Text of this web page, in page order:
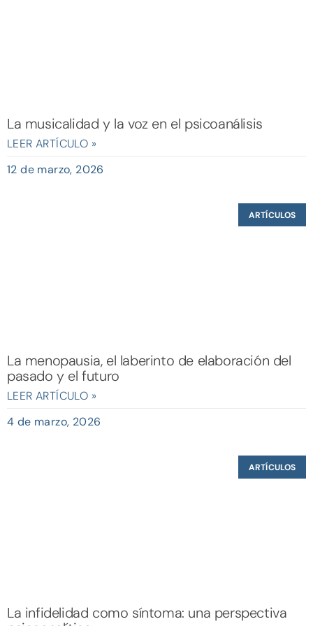
La musicalidad y la voz en el psicoanálisis
LEER ARTÍCULO »
12 de marzo, 2026
ARTÍCULOS
La menopausia, el laberinto de elaboración del
pasado y el futuro
LEER ARTÍCULO »
4 de marzo, 2026
ARTÍCULOS
La infidelidad como síntoma: una perspectiva